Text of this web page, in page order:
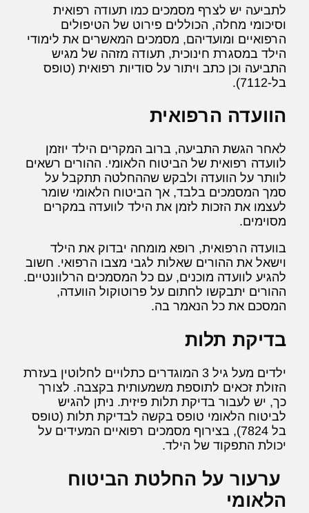
לתביעה יש לצרף מסמכים כמו תעודה רפואית
וסיכומי מחלה, הכוללים פירוט של הטיפולים
הרפואיים ומועדיהם, מסמכים המאשרים את לימודי
הילד במסגרת חינוכית, תעודה מזהה של מגיש
התביעה וכן כתב ויתור על סודיות רפואית (טופס
בל-7112).
הוועדה הרפואית
לאחר הגשת התביעה, ברוב המקרים הילד יוזמן
לוועדה רפואית של הביטוח הלאומי. ההורים רשאים
לוותר על הוועדה ולבקש שההחלטה תתקבל על
סמך המסמכים בלבד, אך הביטוח הלאומי שומר
לעצמו את הזכות לזמן את הילד לוועדה במקרים
מסוימים.
בוועדה הרפואית, רופא מומחה יבדוק את הילד
וישאל את ההורים שאלות לגבי מצבו הרפואי. חשוב
להגיע לוועדה מוכנים, עם כל המסמכים הרלוונטיים.
ההורים יתבקשו לחתום על פרוטוקול הוועדה,
המסכם את כל הנאמר בה.
בדיקת תלות
ילדים מעל גיל 3 המוגדרים כתלויים לחלוטין בעזרת
הזולת זכאים לתוספת משמעותית בקצבה. לצורך
כך, יש לעבור בדיקת תלות פיזית. ניתן להגיש
לביטוח הלאומי טופס בקשה לבדיקת תלות (טופס
בל 7824), בצירוף מסמכים רפואיים המעידים על
יכולת התפקוד של הילד.
ערעור על החלטת הביטוח
הלאומי